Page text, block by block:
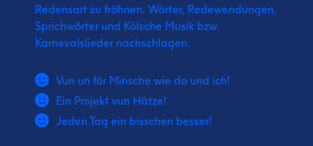
Redensart zu fröhnen. Wörter, Redewendungen,
Sprichwörter und Kölsche Musik bzw.
Karnevalslieder nachschlagen.
Vun un för Minsche wie do und ich!
Ein Projekt vun Hätze!
Jeden Tag ein bisschen besser!